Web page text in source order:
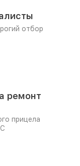
отбор
ремонт
прицела